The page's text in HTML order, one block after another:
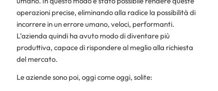
operazioni precise, eliminando alla radice la possibilità di
incorrere in un errore umano, veloci, performanti.
L’azienda quindi ha avuto modo di diventare più
produttiva, capace di rispondere al meglio alla richiesta
del mercato.
Le aziende sono poi, oggi come oggi, solite: